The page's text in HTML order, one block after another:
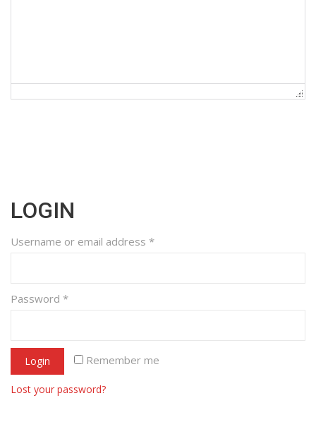
LOGIN
Username or email address *
Password *
Login Remember me
Lost your password?